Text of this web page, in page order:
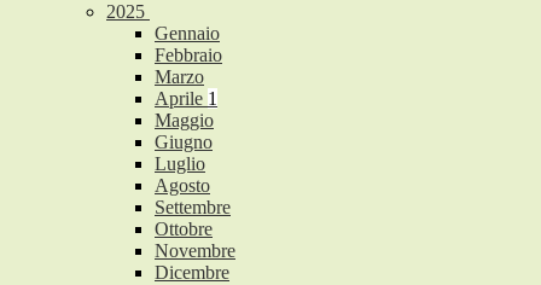
2025
Gennaio
Febbraio
Marzo
Aprile 1
Maggio
Giugno
Luglio
Agosto
Settembre
Ottobre
Novembre
Dicembre